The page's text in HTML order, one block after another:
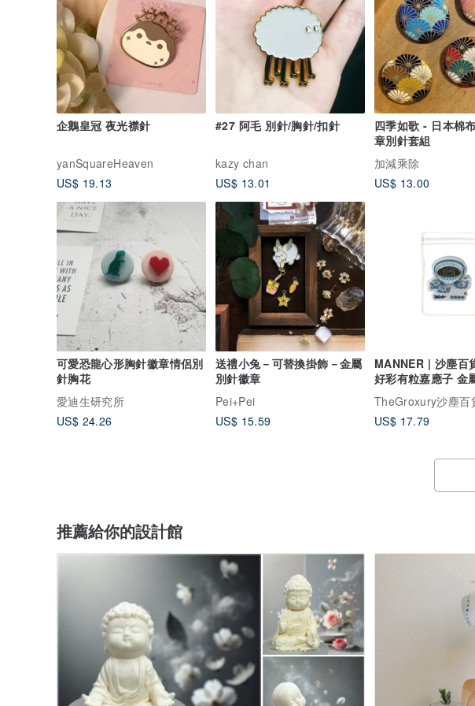
企鵝皇冠 夜光襟針
yanSquareHeaven
US$ 19.13
#27 阿毛 別針/胸針/扣針
kazy chan
US$ 13.01
四季如歌 - 日本棉
章別針套組
加減乘除
US$ 13.00
可愛恐龍心形胸針徽章情侶別
針胸花
愛迪生研究所
US$ 24.26
送禮小兔－可替換掛飾－金屬
別針徽章
Pei+Pei
US$ 15.59
MANNER | 沙塵百
好彩有粒嘉應子 金
TheGroxury沙塵百
US$ 17.79
推薦給你的設計館